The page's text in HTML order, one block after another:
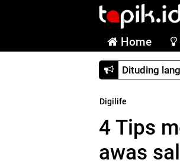
Home
Dituding
Digilife
4 Tips
awas